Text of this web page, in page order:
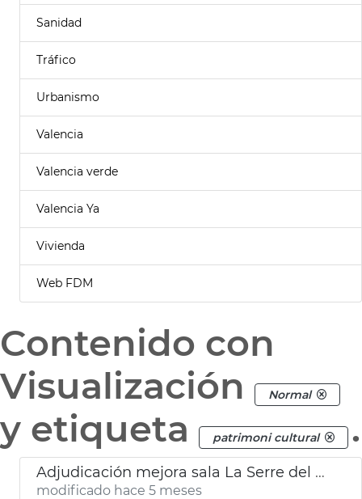
Sanidad
Tráfico
Urbanismo
Valencia
Valencia verde
Valencia Ya
Vivienda
Web FDM
Contenido con
Visualización
Normal
y etiqueta patrimoni cultural .
Adjudicación mejora sala La Serre del Museu de la Ciutat
modificado hace 5 meses